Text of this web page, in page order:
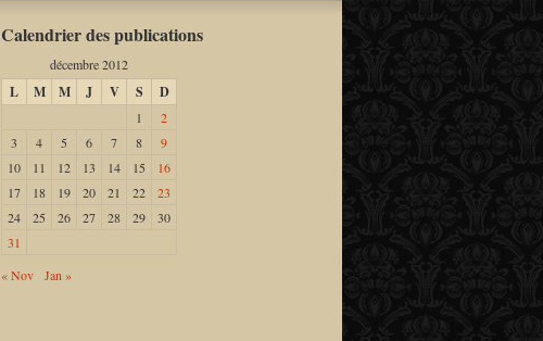
Calendrier des publications
décembre 2012
L M M J V S D
1
2
3
4 5 6 7 8
9
10
11 12 13 14 15
16
17
18 19 20 21 22
23
24
25 26 27 28 29
30
31
« Nov
Jan »